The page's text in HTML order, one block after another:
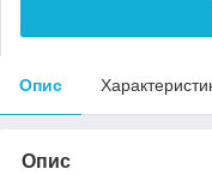
Опис
Опис